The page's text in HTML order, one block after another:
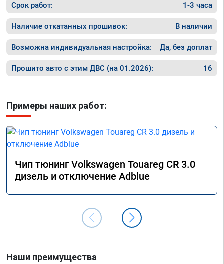
Срок работ: 1-3 часа
Наличие откатанных прошивок: В наличии
Возможна индивидуальная настройка: Да, без доплат
Прошито авто с этим ДВС (на 01.2026): 16
Примеры наших работ:
Чип тюнинг Volkswagen Touareg CR 3.0
дизель и отключение Adblue
Наши преимущества